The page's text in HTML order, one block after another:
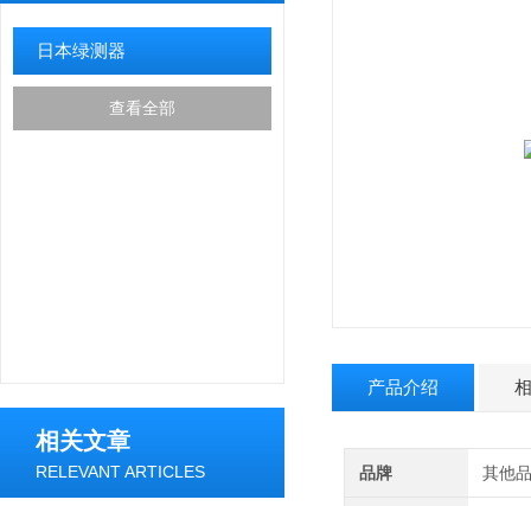
日本绿测器
查看全部
相关文章
RELEVANT ARTICLES
产品介绍
品牌 其他